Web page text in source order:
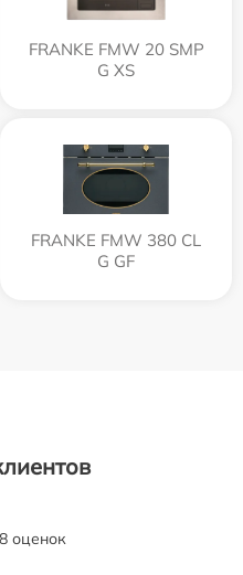
FRANKE FMW 20 SMP
G XS
FRANKE FMW 380 CL
G GF
оценок